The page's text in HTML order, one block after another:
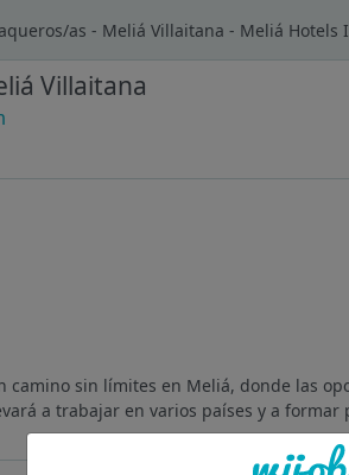
as - Meliá Villaitana - Meliá Hotels
Villaitana
camino sin límites en Meliá, donde las
a trabajar en varios países y a